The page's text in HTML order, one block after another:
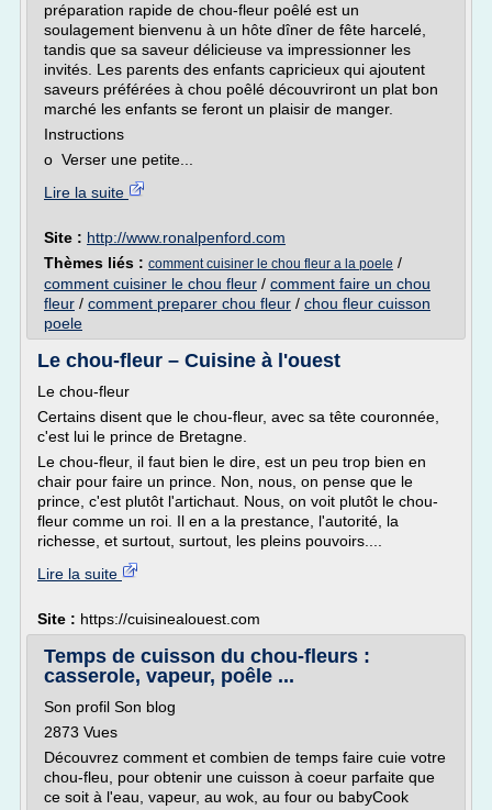
préparation rapide de chou-fleur poêlé est un
soulagement bienvenu à un hôte dîner de fête harcelé,
tandis que sa saveur délicieuse va impressionner les
invités. Les parents des enfants capricieux qui ajoutent
saveurs préférées à chou poêlé découvriront un plat bon
marché les enfants se feront un plaisir de manger.
Instructions
o Verser une petite...
Lire la suite
Site : http://www.ronalpenford.com
Thèmes liés : comment cuisiner le chou fleur a la poele /
comment cuisiner le chou fleur / comment faire un chou
fleur / comment preparer chou fleur / chou fleur cuisson
poele
Le chou-fleur – Cuisine à l'ouest
Le chou-fleur
Certains disent que le chou-fleur, avec sa tête couronnée,
c'est lui le prince de Bretagne.
Le chou-fleur, il faut bien le dire, est un peu trop bien en
chair pour faire un prince. Non, nous, on pense que le
prince, c'est plutôt l'artichaut. Nous, on voit plutôt le chou-
fleur comme un roi. Il en a la prestance, l'autorité, la
richesse, et surtout, surtout, les pleins pouvoirs....
Lire la suite
Site : https://cuisinealouest.com
Temps de cuisson du chou-fleurs :
casserole, vapeur, poêle ...
Son profil Son blog
2873 Vues
Découvrez comment et combien de temps faire cuie votre
chou-fleu, pour obtenir une cuisson à coeur parfaite que
ce soit à l'eau, vapeur, au wok, au four ou babyCook